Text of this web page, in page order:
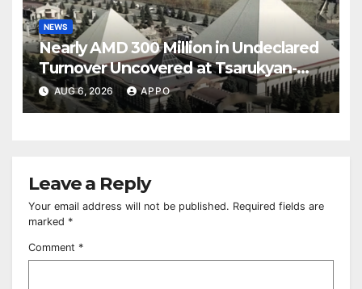
NEWS
Nearly AMD 300 Million in Undeclared
Turnover Uncovered at Tsarukyan-
Owned Entertainment Center
AUG 6, 2026 APPO
Leave a Reply
Your email address will not be published. Required fields are
marked *
Comment *